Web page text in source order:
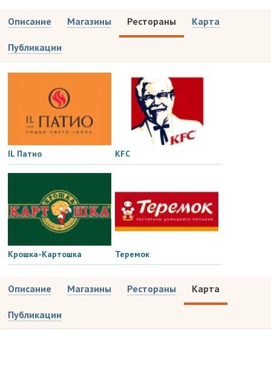
Описание Магазины Рестораны Карта
Публикации
IL Патио KFC
Крошка-Картошка Теремок
Описание Магазины Рестораны Карта
Публикации